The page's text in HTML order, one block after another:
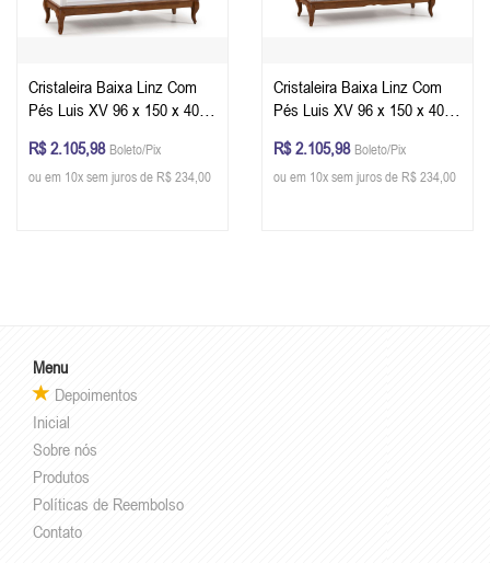
Cristaleira Baixa Linz Com
Pés Luis XV 96 x 150 x 40
Glazer - Branco
R$ 2.105,98 Boleto/Pix
ou em 10x sem juros de R$ 234,00
Cristaleira Baixa Linz Com
Pés Luis XV 96 x 150 x 40
Glazer - Off White
R$ 2.105,98 Boleto/Pix
ou em 10x sem juros de R$ 234,00
Menu
Depoimentos
Inicial
Sobre nós
Produtos
Políticas de Reembolso
Contato